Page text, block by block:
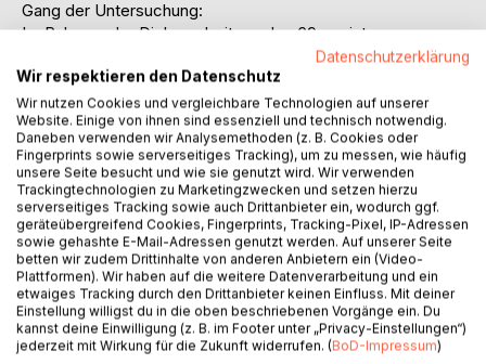
Gang der Untersuchung:
Im Rahmen der Diplomarbeit wurden 69, meist
mittelständische Unternehmen aus der Region Trier zum
Thema lnternet befragt.
Zunächst beschreiben wir die theoretischen und
definitorischen Grundlagen der Information und des
Marketing in KMU. Das Internet wird von verwandten
Technologien abgegrenzt und es wird gezeigt, ob und wie
das Intemet die Schwächen von KMU kompensieren und
ihre Stärken unterstützen kann. Hierbei argumentieren wir
auf der Basis hoch aktueller empirischer Erhebungen und
zeigen anhand von Fallbeispielen, wie das Internet im
Marketing-Mix angewendet werden kann. Der empirische
Teil enthält neben der Beschreibung des Ablaufs der
Befragung von mittelständischen Unternehmen die
Aufbereitung der Ergebnisse nach unterschiedlichen
Datenschutzerklärung
Wir respektieren den Datenschutz
Wir nutzen Cookies und vergleichbare Technologien auf unserer
Website. Einige von ihnen sind essenziell und technisch notwendig.
Daneben verwenden wir Analysemethoden (z. B. Cookies oder
Fingerprints sowie serverseitiges Tracking), um zu messen, wie häufig
unsere Seite besucht und wie sie genutzt wird. Wir verwenden
Trackingtechnologien zu Marketingzwecken und setzen hierzu
serverseitiges Tracking sowie auch Drittanbieter ein, wodurch ggf.
geräteübergreifend Cookies, Fingerprints, Tracking-Pixel, IP-Adressen
sowie gehashte E-Mail-Adressen genutzt werden. Auf unserer Seite
betten wir zudem Drittinhalte von anderen Anbietern ein (Video-
Plattformen). Wir haben auf die weitere Datenverarbeitung und ein
etwaiges Tracking durch den Drittanbieter keinen Einfluss. Mit deiner
Einstellung willigst du in die oben beschriebenen Vorgänge ein. Du
kannst deine Einwilligung (z. B. im Footer unter „Privacy-Einstellungen“)
jederzeit mit Wirkung für die Zukunft widerrufen. (BoD-Impressum)